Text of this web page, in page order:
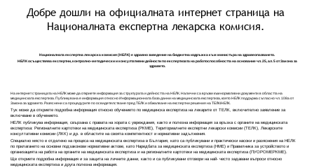
Добре дошли на официалната интернет страница на
Националната експертна лекарска комисия.
На интернет страницата на НЕЛК може да откриете информация за структурата и дейността на НЕЛК. Налични са връзки към нормативни документи в областта на
медицинската експертиза. Публикувана е информация относно Информационната база данни на медицинската експертиза, която НЕЛК поддържа съгласно чл. 108а от
Закона за здравето. Разяснени са процедурите по освидетелстване пред ТЕЛК и обжалване на експертни решения на ТЕЛК/НЕЛК.
Тук може да откриете подробна информация относно обучението по медицинска експертиза на лекарите от ТЕЛК, включително заявление за
включване в обучението.
НЕЛК публикува информация, свързана с правата на хората с увреждания, както и полезна информация за връзка с органите на медицинската
експертиза: Регионалните картотеки на медицинската експертиза (РКМЕ), Териториалните експертни лекарски комисии (ТЕЛК), Лекарските
консултативни комисии (ЛКК) и др. в областите на своята компетентност и нормативни задължения.
Специално място е отделено на процеса на медицинската експертиза в България, като са публикувани и практически насоки и разяснения на НЕЛК
по прилагането на основни подзаконови нормативни актове, като Наредбата за медицинската експертиза (НМЕ) и Правилника за устройството и
организацията на работа на органите на медицинската експертиза и на регионалните картотеки на медицинската експертиза (ПУОРОМЕРКМЕ).
Ще откриете подробна информация и за защита на личните данни, както и са публикувани отговори на най- често задавани въпроси относно
медицинската експертиза и друга полезна информация.
Националната експертна лекарска комисия (НЕЛК) е здравно заведение на бюджетна издръжка към министъра на здравеопазването.
НЕЛК осъществява експертни, контролно-методически и консултативни дейности по експертизата на работоспособността на основание чл. 25, ал. 5 от Закона за
здравето.